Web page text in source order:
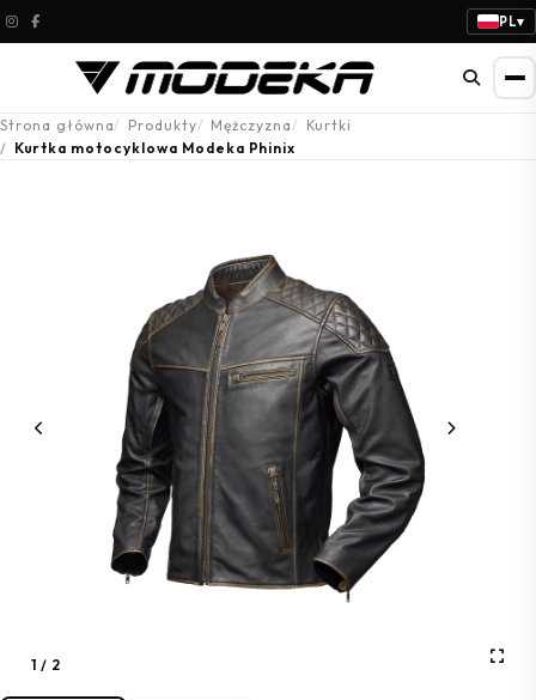
PL▾
Strona główna Produkty Mężczyzna
Kurtki
Kurtka motocyklowa Modeka Phinix
1 / 2